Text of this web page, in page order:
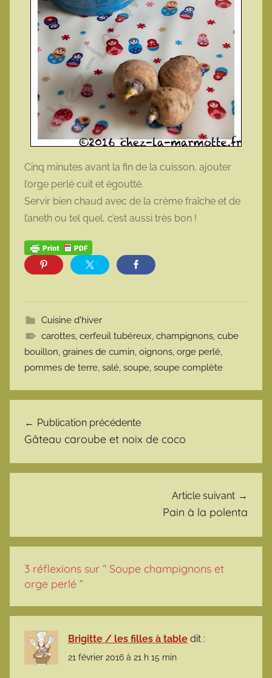
Cinq minutes avant la fin de la cuisson, ajouter
l’orge perlé cuit et égoutté.
Servir bien chaud avec de la crème fraîche et de
l’aneth ou tel quel, c’est aussi très bon !
Cuisine d'hiver
carottes, cerfeuil tubéreux, champignons, cube
bouillon, graines de cumin, oignons, orge perlé,
pommes de terre, salé, soupe, soupe complète
Publication précédente
Gâteau caroube et noix de coco
Article suivant
Pain à la polenta
3 réflexions sur “ Soupe champignons et
orge perlé ”
Brigitte / les filles à table dit :
21 février 2016 à 21 h 15 min